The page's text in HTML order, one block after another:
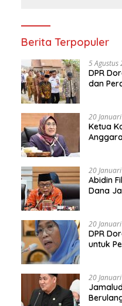
Berita Terpopuler
5 Agustus
DPR
dan
20
Ketua
Akibat
20
Abidin
Dana
20
DPR
untuk
PMI
20